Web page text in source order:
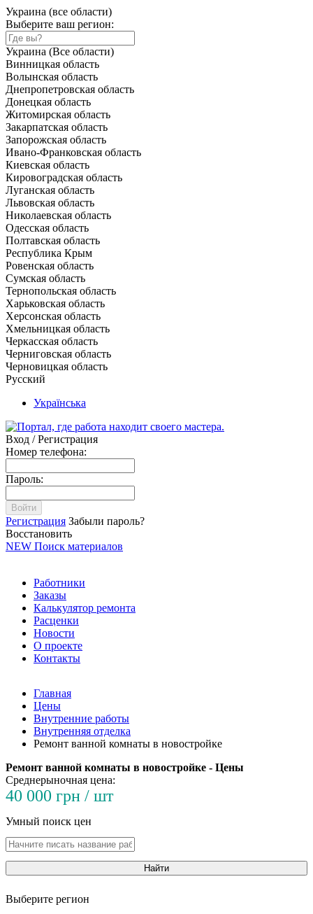
Украина (все области)
Выберите ваш регион:
Украина (Все области)
Винницкая область
Волынская область
Днепропетровская область
Донецкая область
Житомирская область
Закарпатская область
Запорожская область
Ивано-Франковская область
Киевская область
Кировоградская область
Луганская область
Львовская область
Николаевская область
Одесская область
Полтавская область
Республика Крым
Ровенская область
Сумская область
Тернопольская область
Харьковская область
Херсонская область
Хмельницкая область
Черкасская область
Черниговская область
Черновицкая область
Русский
Українська
Вход / Регистрация
Номер телефона:
Пароль:
Войти
Регистрация Забыли пароль?
Восстановить
NEW Поиск материалов
Работники
Заказы
Калькулятор ремонта
Расценки
Новости
О проекте
Контакты
Главная
Цены
Внутренние работы
Внутренняя отделка
Ремонт ванной комнаты в новостройке
Ремонт ванной комнаты в новостройке - Цены
Среднерыночная цена:
40 000 грн / шт
Умный поиск цен
Найти
Выберите регион